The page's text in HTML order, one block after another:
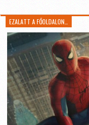
EZALATT A FŐOLDALON…